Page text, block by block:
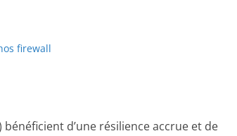
d’une résilience accrue et de